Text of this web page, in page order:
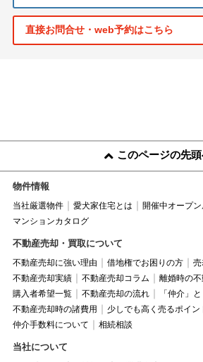
直接お問合せ・web予約はこちら
このページの先
物件情報
当社厳選物件 愛犬家住宅とは
開催中オープン
マンションカタログ
不動産売却・買取について
不動産売却に強い理由 借地権でお困りの方
売
不動産売却実績
不動産売却コラム
離婚時の
購入者希望一覧
不動産売却の流れ
「仲介」
不動産売却時の諸費用
少しでも高く売るポイン
仲介手数料について
相続相談
当社について